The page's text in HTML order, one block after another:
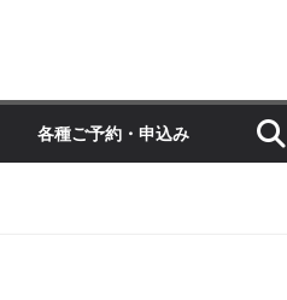
各種ご予約・申込み